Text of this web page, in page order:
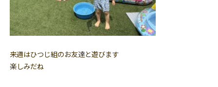
来週はひつじ組のお友達と遊びます
楽しみだね